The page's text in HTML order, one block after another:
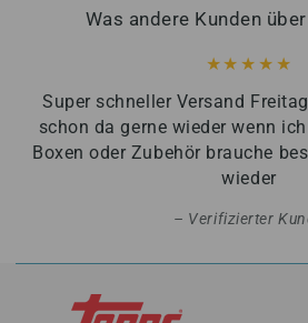
Was andere Kunden
Super schneller Versand
schon da gerne wieder wenn
Boxen oder Zubehör brauche
wieder
Verifizierter